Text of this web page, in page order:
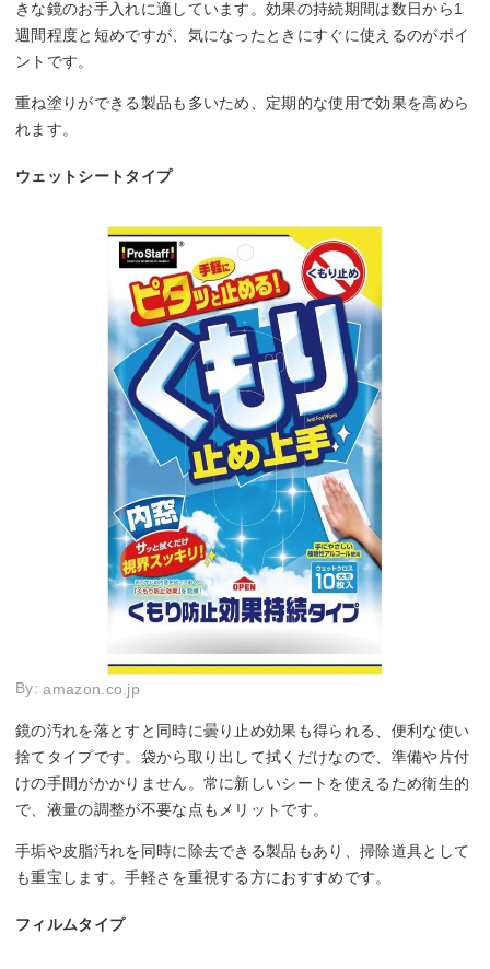
きな鏡のお手入れに適しています。効果の持続期間は数日から1
週間程度と短めですが、気になったときにすぐに使えるのがポイ
ントです。
重ね塗りができる製品も多いため、定期的な使用で効果を高めら
れます。
ウェットシートタイプ
By:amazon.co.jp
鏡の汚れを落とすと同時に曇り止め効果も得られる、便利な使い
捨てタイプです。袋から取り出して拭くだけなので、準備や片付
けの手間がかかりません。常に新しいシートを使えるため衛生的
で、液量の調整が不要な点もメリットです。
手垢や皮脂汚れを同時に除去できる製品もあり、掃除道具として
も重宝します。手軽さを重視する方におすすめです。
フィルムタイプ